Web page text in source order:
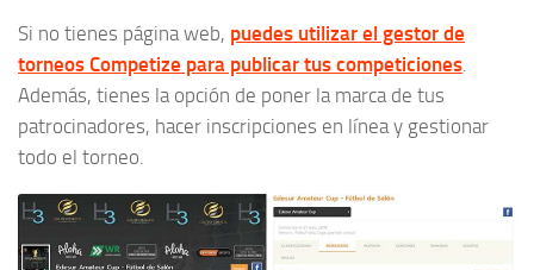
Si no tienes página web, puedes utilizar el gestor de
torneos Competize para publicar tus competiciones
Además, tienes la opción de poner la marca de tus
patrocinadores, hacer inscripciones en línea y gestionar
todo el torneo.